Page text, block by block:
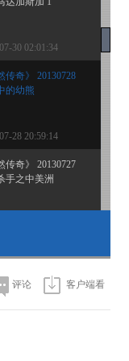
30 02:01:34
传奇》 20130728
的幼熊
28 20:59:14
传奇》 20130727
手之中美洲
26 20:54:43
评论 客户端看